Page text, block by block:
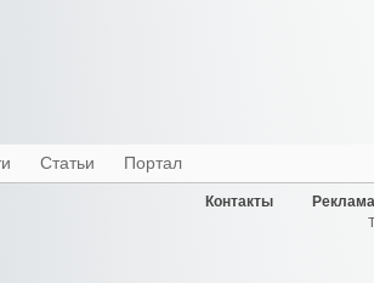
Статьи Портал
Контакты